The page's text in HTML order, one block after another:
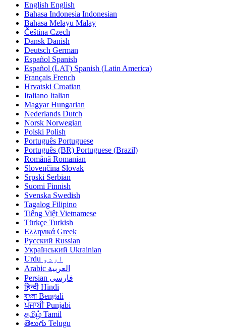
English English
Bahasa Indonesia Indonesian
Bahasa Melayu Malay
Čeština Czech
Dansk Danish
Deutsch German
Español Spanish
Español (LAT) Spanish (Latin America)
Français French
Hrvatski Croatian
Italiano Italian
Magyar Hungarian
Nederlands Dutch
Norsk Norwegian
Polski Polish
Português Portuguese
Português (BR) Portuguese (Brazil)
Română Romanian
Slovenčina Slovak
Srpski Serbian
Suomi Finnish
Svenska Swedish
Tagalog Filipino
Tiếng Việt Vietnamese
Türkçe Turkish
Ελληνικά Greek
Русский Russian
Український Ukrainian
اردو Urdu
العربية Arabic
فارسی Persian
हिन्दी Hindi
বাংলা Bengali
ਪੰਜਾਬੀ Punjabi
தமிழ் Tamil
తెలుగు Telugu